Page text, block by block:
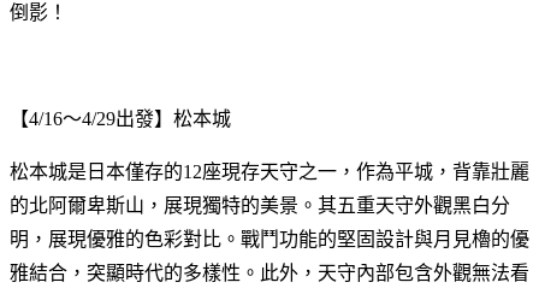
倒影！
【4/16～4/29出發】松本城
松本城是日本僅存的12座現存天守之一，作為平城，背靠壯麗
的北阿爾卑斯山，展現獨特的美景。其五重天守外觀黑白分
明，展現優雅的色彩對比。戰鬥功能的堅固設計與月見櫓的優
雅結合，突顯時代的多樣性。此外，天守內部包含外觀無法看